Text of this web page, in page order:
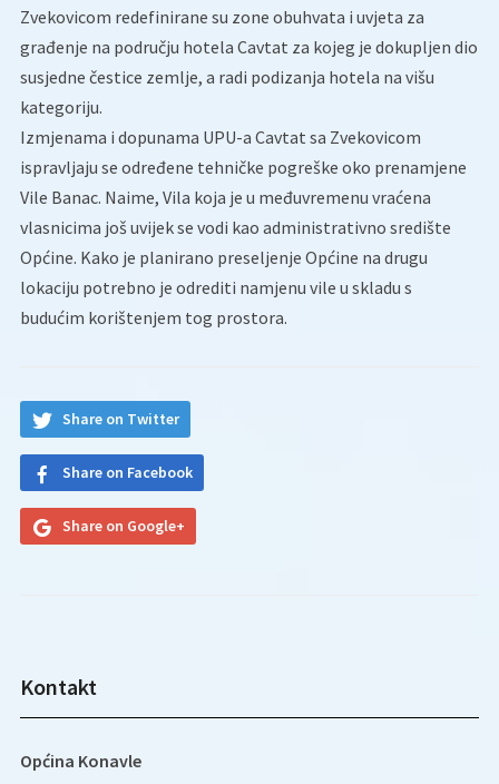
Zvekovicom redefinirane su zone obuhvata i uvjeta za
građenje na području hotela Cavtat za kojeg je dokupljen dio
susjedne čestice zemlje, a radi podizanja hotela na višu
kategoriju.
Izmjenama i dopunama UPU-a Cavtat sa Zvekovicom
ispravljaju se određene tehničke pogreške oko prenamjene
Vile Banac. Naime, Vila koja je u međuvremenu vraćena
vlasnicima još uvijek se vodi kao administrativno središte
Općine. Kako je planirano preseljenje Općine na drugu
lokaciju potrebno je odrediti namjenu vile u skladu s
budućim korištenjem tog prostora.
Share on Twitter
Share on Facebook
Share on Google+
Kontakt
Općina Konavle